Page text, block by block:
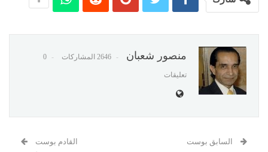
منصور شعبان 2646 المشاركات 0
تعليقات
السابق بوست القادم بوست